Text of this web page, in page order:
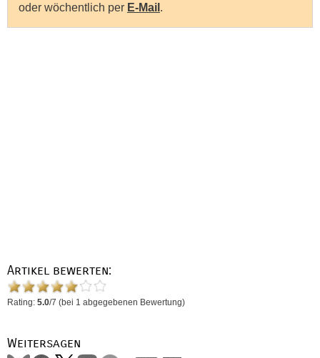
oder wöchentlich per E-Mail .
Artikel bewerten:
Rating: 5.0/7 (bei 1 abgegebenen Bewertung)
Weitersagen